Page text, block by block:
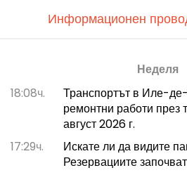
Информационен
Неделя
18:08ч.
Транспортът в Иле-
ремонтни работи през
август 2026 г.
17:29ч.
Искате ли да видите
Резервациите